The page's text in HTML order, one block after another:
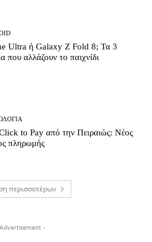
Ultra ή Galaxy Z Fold 8; Τα 3
που αλλάζουν το παιχνίδι
to Pay από την Πειραιώς: Νέος
πληρωμής
περισσοτέρων
-